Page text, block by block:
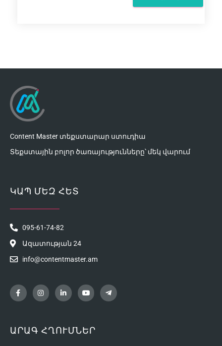
Content Master տեքստարար ստուդիա
Տեքստային բոլոր ծառայությունները՝ մեկ վարում
ԿԱՊ ՄԵԶ ՀԵՏ
095-61-74-82
Ազատության 24
info@contentmaster.am
ԱՐԱԳ ՀՂՈՒՄՆԵՐ